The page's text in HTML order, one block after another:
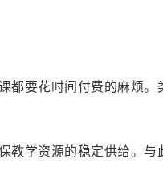
都要花时间付费的麻烦
教学资源的稳定供给。与